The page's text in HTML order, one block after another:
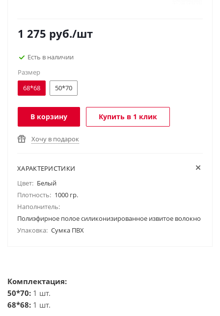
1 275 руб./шт
Есть в наличии
Размер
68*68
50*70
В корзину Купить в 1 клик
Хочу в подарок
ХАРАКТЕРИСТИКИ
Цвет: Белый
Плотность: 1000 гр.
Наполнитель:
Полиэфирное полое силиконизированное извитое волокно
Упаковка: Сумка ПВХ
Комплектация:
50*70: 1 шт.
68*68: 1 шт.